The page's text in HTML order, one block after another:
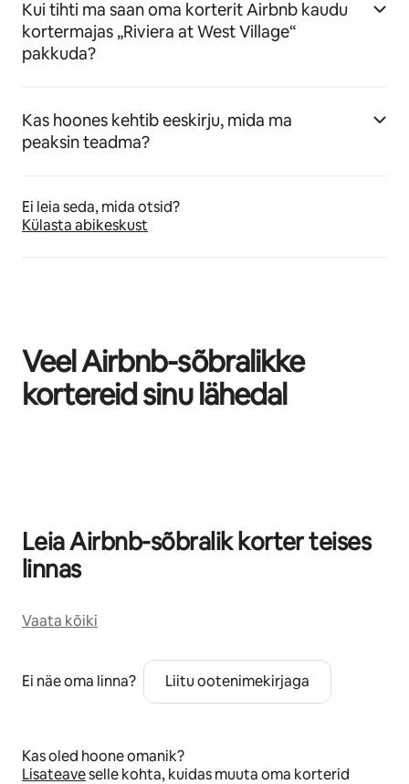
Kui tihti ma saan oma korterit Airbnb kaudu
kortermajas „Riviera at West Village“
pakkuda?
Kas hoones kehtib eeskirju, mida ma
peaksin teadma?
Ei leia seda, mida otsid?
Külasta abikeskust
Veel Airbnb-sõbralikke
kortereid sinu lähedal
Leia Airbnb-sõbralik korter teises
linnas
Vaata kõiki
Ei näe oma linna? Liitu ootenimekirjaga
Kas oled hoone omanik?
Lisateaveselle kohta, kuidas muuta oma korterid